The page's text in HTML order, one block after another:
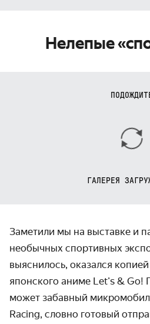
Нелепые
ГАЛЕРЕЯ
Заметили мы на выставке и
необычных спортивных
выяснилось, оказался
японского аниме Let's & Go!
может забавный
Racing, словно готовый